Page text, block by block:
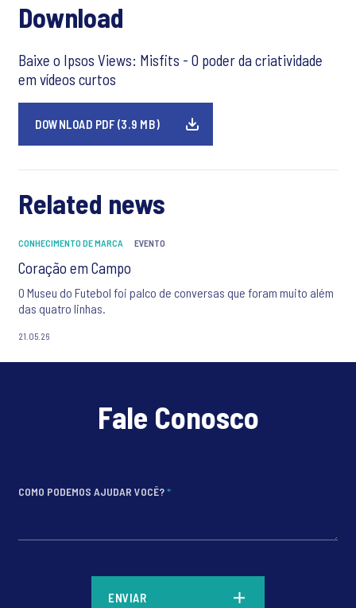
Download
Baixe o Ipsos Views: Misfits - O poder da criatividade
em vídeos curtos
DOWNLOAD PDF (3.9 MB)
Related news
CONHECIMENTO DE MARCA EVENTO
Coração em Campo
O Museu do Futebol foi palco de conversas que foram muito além
das quatro linhas.
21.05.26
Fale Conosco
COMO PODEMOS AJUDAR VOCÊ?*
ENVIAR